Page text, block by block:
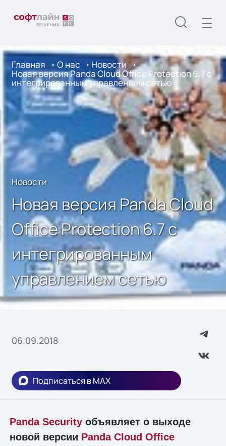
Главная О нас Новости
Новая версия Panda Cloud Office Protection 6.7 с
интегрированным управлением сетью
Новости
Новая версия Panda Cloud
Office Protection 6.7 с
интегрированным
управлением сетью
06.09.2018
Подписаться в MAX
Panda Securityобъявляет о выходе
новой версии Panda Cloud Office